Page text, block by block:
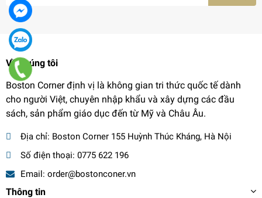
Về chúng tôi
Boston Corner định vị là không gian tri thức quốc tế dành
cho người Việt, chuyên nhập khẩu và xây dựng các đầu
sách, sản phẩm giáo dục đến từ Mỹ và Châu Âu.
Địa chỉ: Boston Corner 155 Huỳnh Thúc Kháng, Hà Nội
Số điện thoại: 0775 622 196
Email: order@bostonconer.vn
Thông tin